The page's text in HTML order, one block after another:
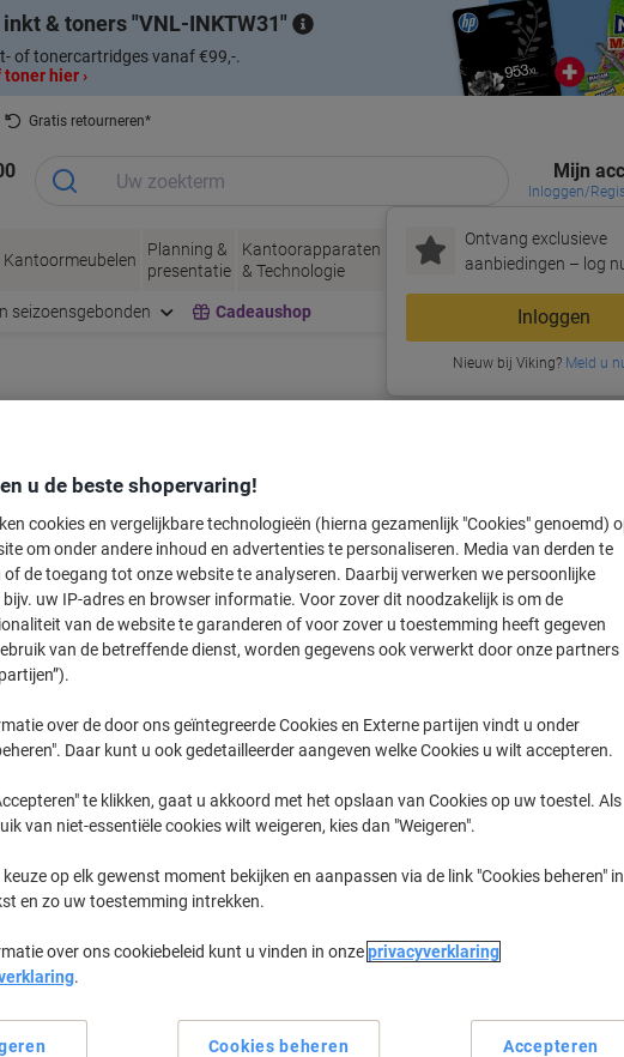
inkt & toners VNL-INKTW31
of tonercartridges vanaf €99,-.
hier ›
Gratis retourneren*
Mijn
Inloggen/
Ontvang exclusieve
aanbiedingen – log
Inloggen
Nieuw bij Viking?Meld u
Kantoormeubelen
Planning &
presentatie
Kantoorapparaten
& Technologie
Inkt &
Toner
Papier, Enveloppen
& Verpakken
seizoensgebonden Cadeaushop
voor uw printer
ProXpress M Samsung Proxpress M
gekochte cartridges te tonen
Proxpress M 2820 Printer Toner
Sorteer op:
Eigen
Eigen
Eigen
u de beste shopervaring!
cookies en vergelijkbare technologieën (hierna gezamenlijk "Cookies" genoemd)
om onder andere inhoud en advertenties te personaliseren. Media van derden te
of de toegang tot onze website te analyseren. Daarbij verwerken we persoonlijke
bijv. uw IP-adres en browser informatie. Voor zover dit noodzakelijk is om de
van de website te garanderen of voor zover u toestemming heeft gegeven
van de betreffende dienst, worden gegevens ook verwerkt door onze partners
over de door ons geïntegreerde Cookies en Externe partijen vindt u onder
Daar kunt u ook gedetailleerder aangeven welke Cookies u wilt accepteren.
te klikken, gaat u akkoord met het opslaan van Cookies op uw toestel. Als
van niet-essentiële cookies wilt weigeren, kies dan "Weigeren".
op elk gewenst moment bekijken en aanpassen via de link "Cookies beheren" in
en zo uw toestemming intrekken.
over ons cookiebeleid kunt u vinden in onzeprivacyverklaring
.
Cookies beheren Accepteren